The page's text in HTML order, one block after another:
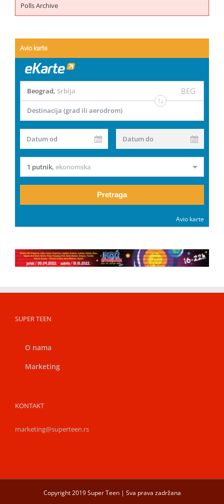
Polls Archive
Avio karte
Beograd, Srbija BEG
Destinacija (grad ili aerodrom)
Datum od Datum do
1 putnik, ekonomska
Pretraga
Avio karte
SUPER TEEN
O nama
Marketing
KONTAKT
marketing@superteen.rs
Copyright 2019 Super Teen | Sva prava zadržana